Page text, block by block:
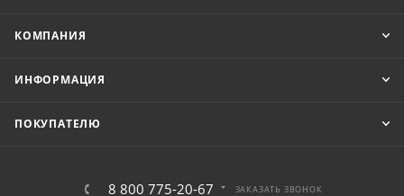
КОМПАНИЯ
ИНФОРМАЦИЯ
ПОКУПАТЕЛЮ
8 800 775-20-67 ЗАКАЗАТЬ ЗВОНОК